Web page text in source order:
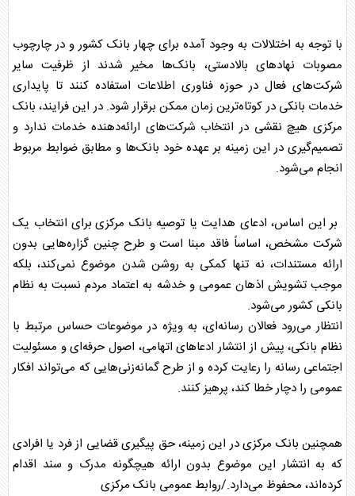
با توجه به اختلالات به وجود آمده برای چهار بانک کشور و در چارچوب
مصوبات نهادهای بالادستی، بانک‌ها مخیر شدند از ظرفیت سایر
شرکت‌های فعال در حوزه فناوری اطلاعات استفاده کنند تا پایداری
خدمات بانکی در کوتاه‌ترین زمان ممکن برقرار شود. در این فرایند، بانک
مرکزی هیچ نقشی در انتخاب شرکت‌های ارائه‌دهنده خدمات ندارد و
تصمیم‌گیری در این زمینه بر عهده خود بانک‌ها و مطابق ضوابط مربوط
انجام می‌شود.
بر این اساس، ادعای هدایت یا توصیه بانک مرکزیبرای انتخاب یک
شرکت مشخص، اساساً فاقد مبنا است و طرح چنین گزاره‌هایی بدون
ارائه مستندات، نه تنها کمکی به روشن شدن موضوع نمی‌کند، بلکه
موجب تشویش اذهان عمومی و خدشه به اعتماد مردم نسبت به نظام
بانکی کشور می‌شود.
انتظار می‌رود فعالان رسانه‌ای، به ویژه در موضوعات حساس مرتبط با
نظام بانکی، پیش از انتشار ادعاهای اتهامی، اصول حرفه‌ای و مسئولیت
اجتماعی رسانه را رعایت کرده و از طرح گمانه‌زنی‌هایی که می‌تواند افکار
عمومی را دچار خطا کند، پرهیز کنند.
همچنین بانک مرکزیدر این زمینه، حق پیگیری قضایی از فرد یا افرادی
که به انتشار این موضوع بدون ارائه هیچگونه مدرک و سند اقدام
کرده‌اند، محفوظ می‌دارد./روابط عمومی بانک مرکزی